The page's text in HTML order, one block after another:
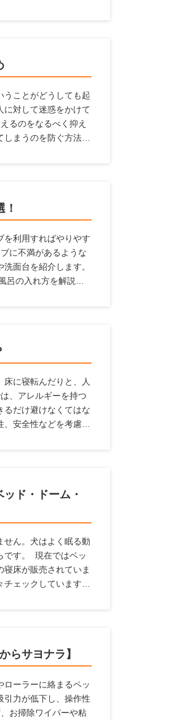
うことがどうしても起
に対して迷惑をかけて
るのをなるべく抑え
まうのを防ぐ方法、
を利用すればやりやす
に不満があるような
面台を紹介します。
呂の入れ方を解説！
に寝転んだりと、人
、アレルギーを持つ
るだけ避けなくてはな
安全性などを考慮す
ド・ドーム・
せん。犬はよく眠る動
です。 現在ではベッ
寝床が販売されていま
ェックしています。
らサヨナラ】
ーラーに絡まるペッ
引力が低下し、操作性
お掃除ワイパーや粘